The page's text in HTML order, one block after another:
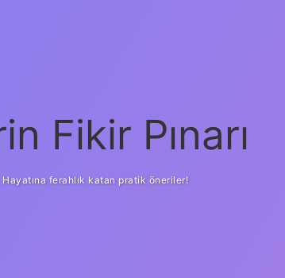
Fikir Pınarı
Hayatına ferahlık katan pratik öneriler!